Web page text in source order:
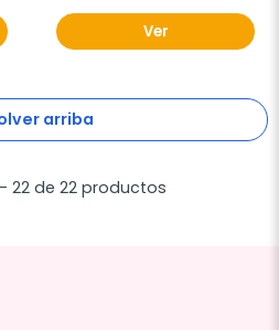
Ver
arriba
22 de 22 productos